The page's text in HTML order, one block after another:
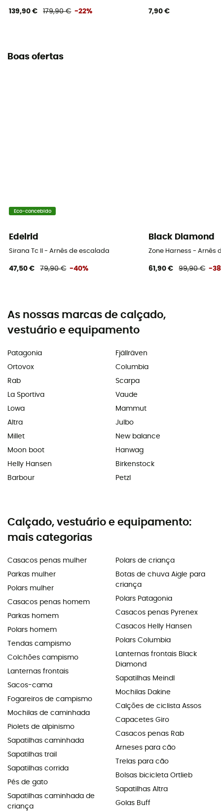
Consultar o folheto informativo
Consultar a declaração de conformidade
139,90 € 179,90 € -22% 7,90 €
Boas ofertas
Eco-concebido
Edelrid
Sirana Tc II - Arnês de escalada
47,50 € 79,90 € -40%
Black Diamond
Zone Harness - Arnês
61,90 € 99,90 € -
As nossas marcas de calçado,
vestuário e equipamento
Patagonia
Ortovox
Rab
La Sportiva
Lowa
Altra
Millet
Moon boot
Helly Hansen
Barbour
Fjällräven
Columbia
Scarpa
Vaude
Mammut
Julbo
New balance
Hanwag
Birkenstock
Petzl
Calçado, vestuário e equipamento:
mais categorias
Casacos penas mulher
Parkas mulher
Polars mulher
Casacos penas homem
Parkas homem
Polars homem
Tendas campismo
Colchões campismo
Lanternas frontais
Sacos-cama
Fogareiros de campismo
Mochilas de caminhada
Piolets de alpinismo
Sapatilhas caminhada
Sapatilhas trail
Sapatilhas corrida
Pés de gato
Sapatilhas caminhada de
criança
Polars de criança
Botas de chuva Aigle para
criança
Polars Patagonia
Casacos penas Pyrenex
Casacos Helly Hansen
Polars Columbia
Lanternas frontais Black
Diamond
Sapatilhas Meindl
Mochilas Dakine
Calções de ciclista Assos
Capacetes Giro
Casacos penas Rab
Arneses para cão
Trelas para cão
Bolsas bicicleta Ortlieb
Sapatilhas Altra
Golas Buff